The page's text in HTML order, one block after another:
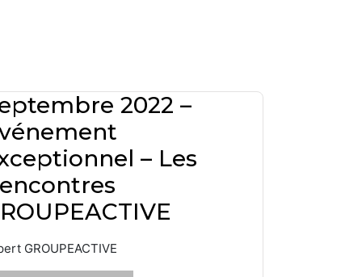
2022 –
– Les
GROUPEACTIVE